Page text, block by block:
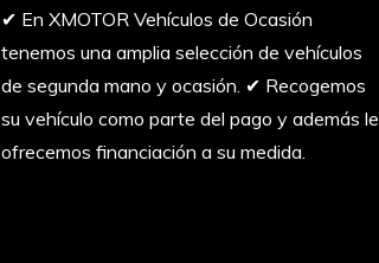
✔︎ En XMOTOR Vehículos de Ocasión
tenemos una amplia selección de vehículos
de segunda mano y ocasión. ✔︎ Recogemos
su vehículo como parte del pago y además le
ofrecemos financiación a su medida.